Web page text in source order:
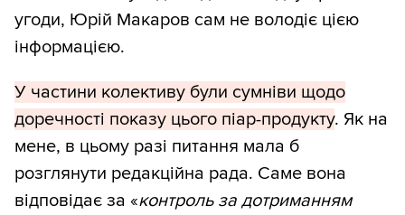
угоди, Юрій Макаров сам не володіє цією
інформацією.
У частини колективу були сумніви щодо
доречності показу цього піар-продукту. Як на
мене, в цьому разі питання мала б
розглянути редакційна рада. Саме вона
відповідає за «контроль за дотриманням